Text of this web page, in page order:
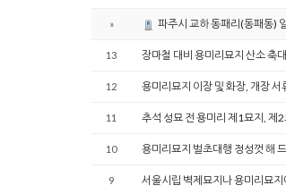
» 파주시 교하 동패리(동패동)
13 장마철 대비 용미리묘지 산소 축
12 용미리묘지 이장 및 화장, 개장 서
11 추석 성묘 전 용미리 제1묘지, 제
10 용미리묘지 벌초대행 정성껏 해
9 서울시립 벽제묘지나 용미리묘